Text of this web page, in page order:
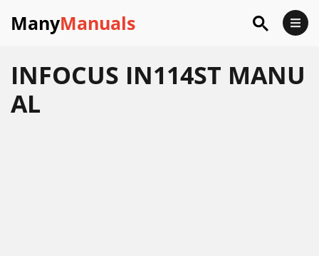
ManyManuals
INFOCUS IN114ST MANU
AL